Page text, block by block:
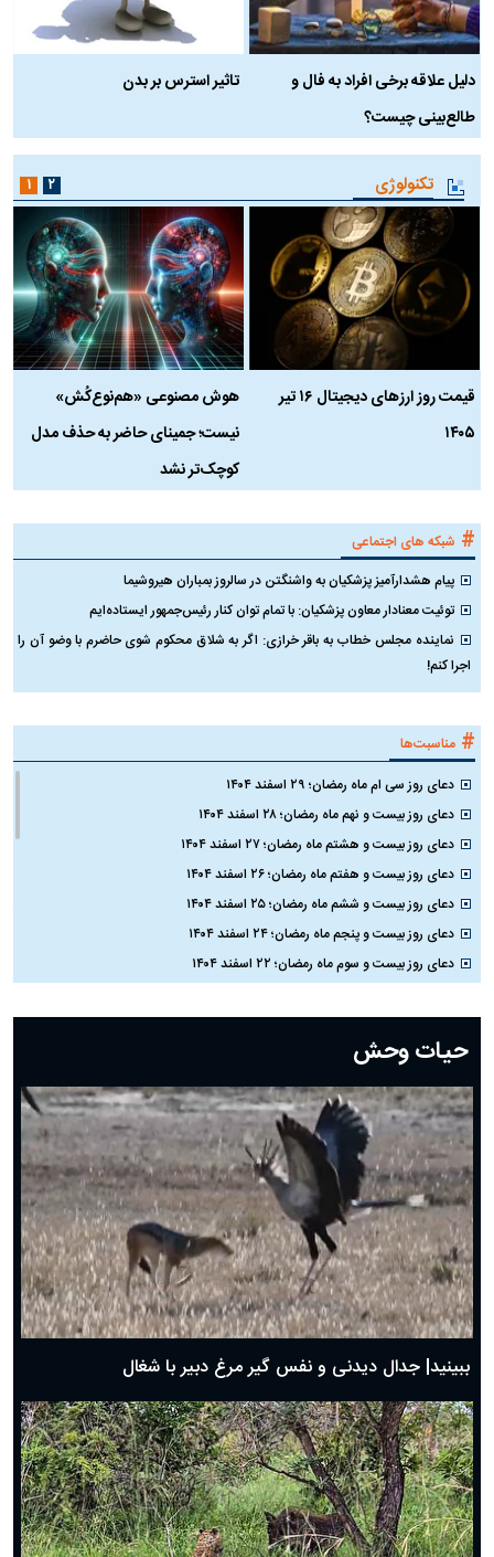
دلیل علاقه برخی افراد به فال و
طالع‌بینی چیست؟
تاثیر استرس بر بدن
تکنولوژی
قیمت روز ارز‌های دیجیتال ۱۶ تیر
۱۴۰۵
هوش مصنوعی «هم‌نوع‌کُش»
نیست؛ جمینای حاضر به حذف مدل
کوچک‌تر نشد
۱ ۲
# شبکه های اجتماعی
پیام هشدارآمیز پزشکیان به واشنگتن در سالروز بمباران هیروشیما
توئیت معنادار معاون پزشکیان: با تمام توان کنار رئیس‌جمهور ایستاده‌ایم
نماینده مجلس خطاب به باقر خرازی: اگر به شلاق محکوم شوی حاضرم با وضو آن را
اجرا کنم!
# مناسبت‌ها
دعای روز سی ام ماه رمضان؛ ۲۹ اسفند ۱۴۰۴
دعای روز بیست و نهم ماه رمضان؛ ۲۸ اسفند ۱۴۰۴
دعای روز بیست و هشتم ماه رمضان؛ ۲۷ اسفند ۱۴۰۴
دعای روز بیست و هفتم ماه رمضان؛ ۲۶ اسفند ۱۴۰۴
دعای روز بیست و ششم ماه رمضان؛ ۲۵ اسفند ۱۴۰۴
دعای روز بیست و پنجم ماه رمضان؛ ۲۴ اسفند ۱۴۰۴
دعای روز بیست و سوم ماه رمضان؛ ۲۲ اسفند ۱۴۰۴
دعای روز بیستم ماه رمضان؛ ۱۹ اسفند ۱۴۰۴
دعای روز هشتم ماه مبارک رمضان؛ ۷ اسفند ماه ۱۴۰۴
دعای روز هفتم ماه رمضان؛ ۶ اسفند ۱۴۰۴
دعای روز ششم ماه رمضان؛ ۵ اسفند ۱۴۰۴
دعای روز پنجم ماه رمضان؛ ۴ اسفند ۱۴۰۴
دعای روز چهارم ماه مبارک رمضان؛ ۳ اسفند ۱۴۰۴
دعای روز سوم ماه مبارک رمضان؛ ۱۴ اسفند ۱۴۰۴
دعای روز دوم ماه مبارک رمضان ۱ اسفند ماه ۱۴۰۴
دعای روز اول ماه مبارک رمضان، ۳۰ بهمن ۱۴۰۴
حضرت زینب(س) چگونه از دنیا رفت؟
بهترین پیامک تبریک روز پدر ۱۴۰۴؛ جملات زیبا و صمیمانه
حیات وحش
ببینید| جدال دیدنی و نفس گیر مرغ دبیر با شغال